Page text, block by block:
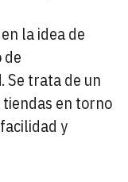
la idea de
de
. Se trata de un
en torno
y